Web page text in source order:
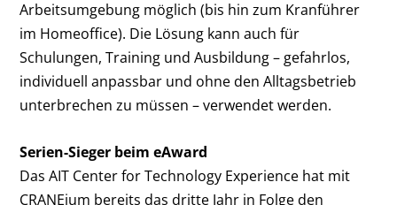
Arbeitsumgebung möglich (bis hin zum Kranführer
im Homeoffice). Die Lösung kann auch für
Schulungen, Training und Ausbildung – gefahrlos,
individuell anpassbar und ohne den Alltagsbetrieb
unterbrechen zu müssen – verwendet werden.
Serien-Sieger beim eAward
Das AIT Center for Technology Experience hat mit
CRANEium bereits das dritte Jahr in Folge den